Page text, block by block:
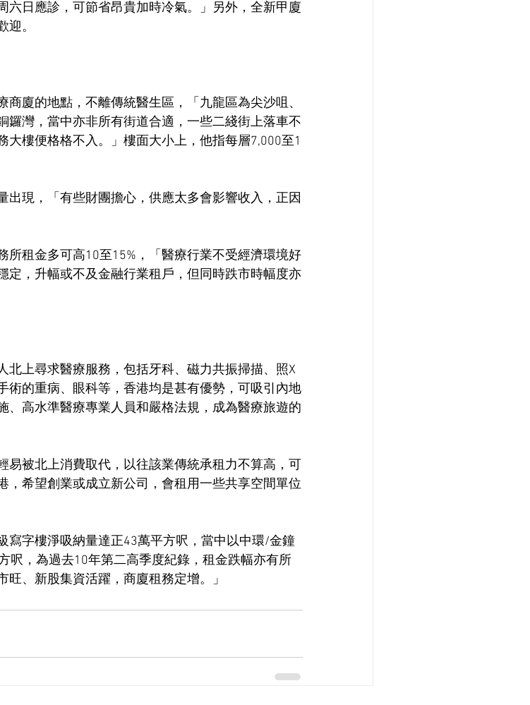
六日應診，可節省昂貴加時冷氣。」另外，全新甲廈
。
廈的地點，不離傳統醫生區，「九龍區為尖沙咀、
鑼灣，當中亦非所有街道合適，一些二綫街上落車不
樓便格格不入。」樓面大小上，他指每層7,000至1
出現，「有些財團擔心，供應太多會影響收入，正因
所租金多可高10至15%，「醫療行業不受經濟環境好
定，升幅或不及金融行業租戶，但同時跌市時幅度亦
北上尋求醫療服務，包括牙科、磁力共振掃描、照X
術的重病、眼科等，香港均是甚有優勢，可吸引內地
、高水準醫療專業人員和嚴格法規，成為醫療旅遊的
易被北上消費取代，以往該業傳統承租力不算高，可
，希望創業或成立新公司，會租用一些共享空間單位
寫字樓淨吸納量達正43萬平方呎，當中以中環/金鐘
呎，為過去10年第二高季度紀錄，租金跌幅亦有所
、新股集資活躍，商廈租務定增。」